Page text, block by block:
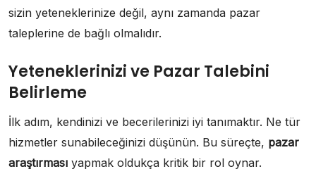
sizin yeteneklerinize değil, aynı zamanda pazar
taleplerine de bağlı olmalıdır.
Yeteneklerinizi ve Pazar Talebini
Belirleme
İlk adım, kendinizi ve becerilerinizi iyi tanımaktır. Ne tür
hizmetler sunabileceğinizi düşünün. Bu süreçte, pazar
araştırması yapmak oldukça kritik bir rol oynar.